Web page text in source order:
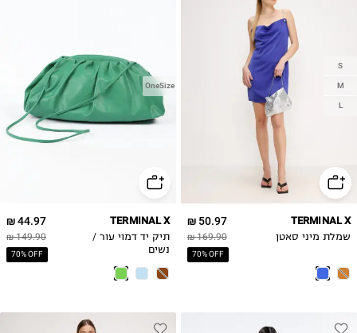
S
M
L
50.97 ₪
169.90 ₪
70% OFF
TERMINAL X
שמלת מיני סאטן
OneSize
44.97 ₪
149.90 ₪
70% OFF
TERMINAL X
תיק יד דמוי עור /
נשים